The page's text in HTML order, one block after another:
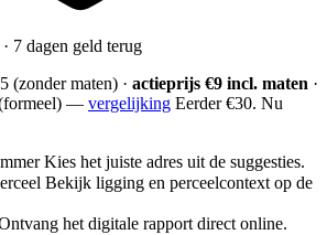
7 dagen geld terug
(zonder maten) · actieprijs €9 incl. maten ·
— vergelijking Eerder €30. Nu
Kies het juiste adres uit de suggesties.
Bekijk ligging en perceelcontext op de
het digitale rapport direct online.